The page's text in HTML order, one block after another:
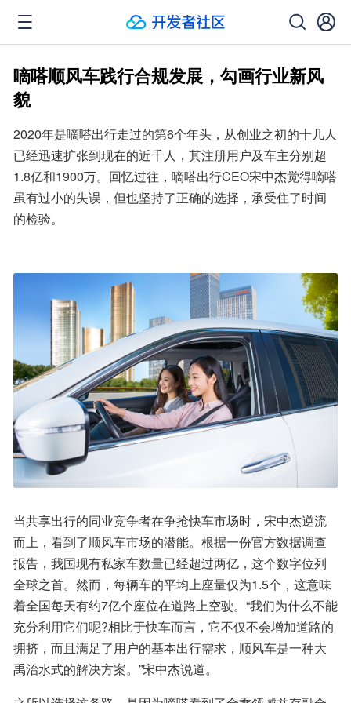
嘀嗒顺风车践行合规发展，勾画行业新风
貌
2020年是嘀嗒出行走过的第6个年头，从创业之初的十几人
已经迅速扩张到现在的近千人，其注册用户及车主分别超
1.8亿和1900万。回忆过往，嘀嗒出行CEO宋中杰觉得嘀嗒
虽有过小的失误，但也坚持了正确的选择，承受住了时间
的检验。
当共享出行的同业竞争者在争抢快车市场时，宋中杰逆流
而上，看到了顺风车市场的潜能。根据一份官方数据调查
报告，我国现有私家车数量已经超过两亿，这个数字位列
全球之首。然而，每辆车的平均上座量仅为1.5个，这意味
着全国每天有约7亿个座位在道路上空驶。“我们为什么不能
充分利用它们呢?相比于快车而言，它不仅不会增加道路的
拥挤，而且满足了用户的基本出行需求，顺风车是一种大
禹治水式的解决方案。”宋中杰说道。